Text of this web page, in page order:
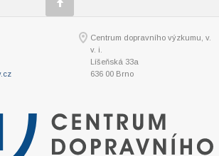
Centrum dopravního výzkumu, v.
v. i.
Líšeňská 33a
636 00 Brno